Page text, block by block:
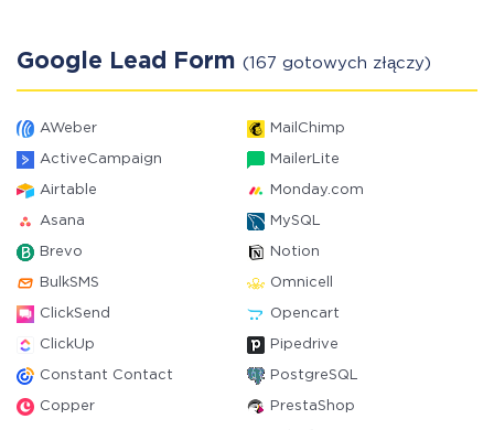
Google Lead Form (167 gotowych złączy)
AWeber MailChimp
ActiveCampaign MailerLite
Airtable Monday.com
Asana MySQL
Brevo Notion
BulkSMS Omnicell
ClickSend Opencart
ClickUp Pipedrive
Constant Contact PostgreSQL
Copper PrestaShop